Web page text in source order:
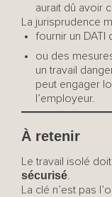
aurait dû avoir
La jurisprudence
fournir un DATI
ou des
un travail
peut engager
l’employeur.
À retenir
Le travail isolé
sécurisé
La clé n’est pas